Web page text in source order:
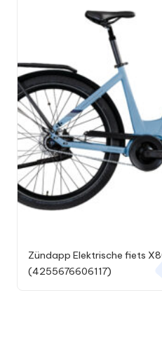
Zündapp Elektrische fiets
(4255676606117)